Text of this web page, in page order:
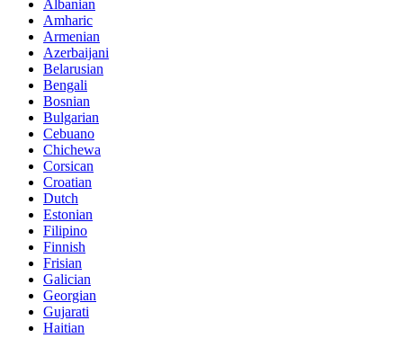
Albanian
Amharic
Armenian
Azerbaijani
Belarusian
Bengali
Bosnian
Bulgarian
Cebuano
Chichewa
Corsican
Croatian
Dutch
Estonian
Filipino
Finnish
Frisian
Galician
Georgian
Gujarati
Haitian